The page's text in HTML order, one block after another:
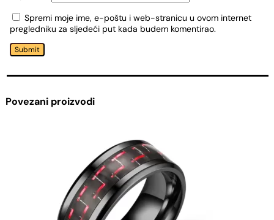
Spremi moje ime, e-poštu i web-stranicu u ovom internet
pregledniku za sljedeći put kada budem komentirao.
Submit
Povezani proizvodi